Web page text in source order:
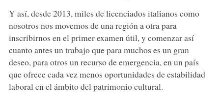
Y así, desde 2013, miles de licenciados italianos como
nosotros nos movemos de una región a otra para
inscribirnos en el primer examen útil, y comenzar así
cuanto antes un trabajo que para muchos es un gran
deseo, para otros un recurso de emergencia, en un país
que ofrece cada vez menos oportunidades de estabilidad
laboral en el ámbito del patrimonio cultural.